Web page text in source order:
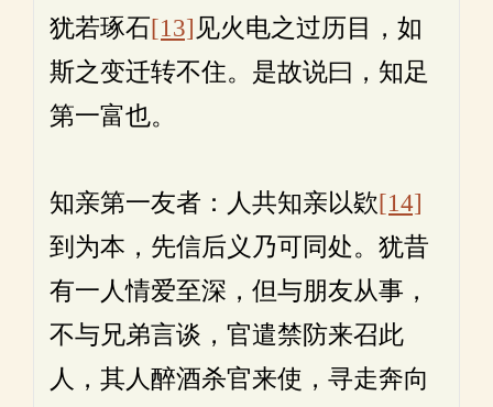
犹若琢石[13] 见火电之过历目，如
斯之变迁转不住。是故说曰，知足
第一富也。
知亲第一友者：人共知亲以欵[14]
到为本，先信后义乃可同处。犹昔
有一人情爱至深，但与朋友从事，
不与兄弟言谈，官遣禁防来召此
人，其人醉酒杀官来使，寻走奔向